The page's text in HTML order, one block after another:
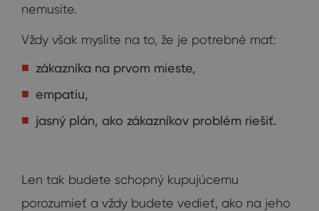
nemusíte.
Vždy však myslite na to, že je potrebné mať:
zákazníka na prvom mieste,
empatiu,
jasný plán, ako zákazníkov problém riešiť.
Len tak budete schopný kupujúcemu
porozumieť a vždy budete vedieť, ako na jeho